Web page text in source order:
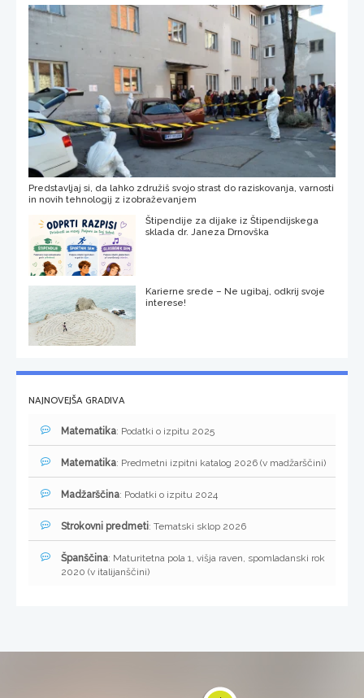
Predstavljaj si, da lahko združiš svojo strast do raziskovanja, varnosti
in novih tehnologij z izobraževanjem
Štipendije za dijake iz Štipendijskega
sklada dr. Janeza Drnovška
Karierne srede – Ne ugibaj, odkrij svoje
interese!
NAJNOVEJŠA GRADIVA
Matematika: Podatki o izpitu 2025
Matematika: Predmetni izpitni katalog 2026 (v madžarščini)
Madžarščina: Podatki o izpitu 2024
Strokovni predmeti: Tematski sklop 2026
Španščina: Maturitetna pola 1, višja raven, spomladanski rok
2020 (v italijanščini)